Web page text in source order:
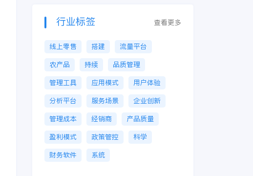
行业标签 查看更多
线上零售 搭建
流量平台
农产品
持续
品质管理
管理工具
应用模式
用户体验
分析平台
服务场景
企业创新
管理成本
经销商
产品质量
盈利模式
政策管控
科学
财务软件
系统